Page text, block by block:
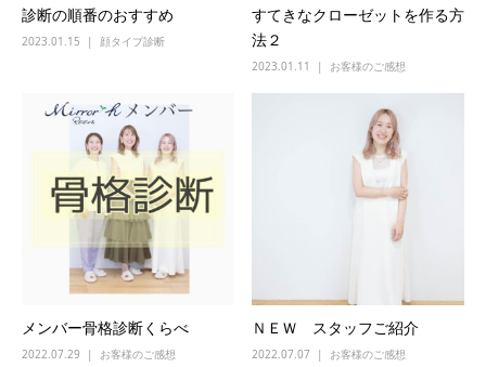
診断の順番のおすすめ
2023.01.15 顔タイプ診断
すてきなクローゼットを作る方
法２
2023.01.11 お客様のご感想
メンバー骨格診断くらべ
2022.07.29 お客様のご感想
ＮＥＷ スタッフご紹介
2022.07.07 お客様のご感想